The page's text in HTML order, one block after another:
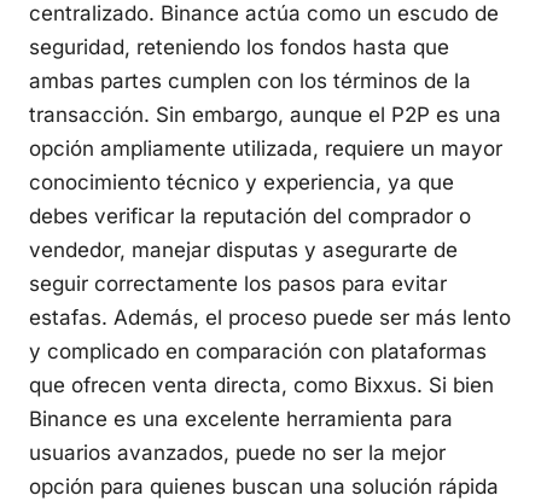
centralizado. Binance actúa como un escudo de
seguridad, reteniendo los fondos hasta que
ambas partes cumplen con los términos de la
transacción. Sin embargo, aunque el P2P es una
opción ampliamente utilizada, requiere un mayor
conocimiento técnico y experiencia, ya que
debes verificar la reputación del comprador o
vendedor, manejar disputas y asegurarte de
seguir correctamente los pasos para evitar
estafas. Además, el proceso puede ser más lento
y complicado en comparación con plataformas
que ofrecen venta directa, como Bixxus. Si bien
Binance es una excelente herramienta para
usuarios avanzados, puede no ser la mejor
opción para quienes buscan una solución rápida